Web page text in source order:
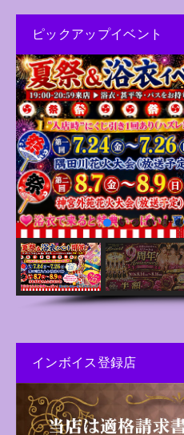
ピックアップイベント
インボイス登録店